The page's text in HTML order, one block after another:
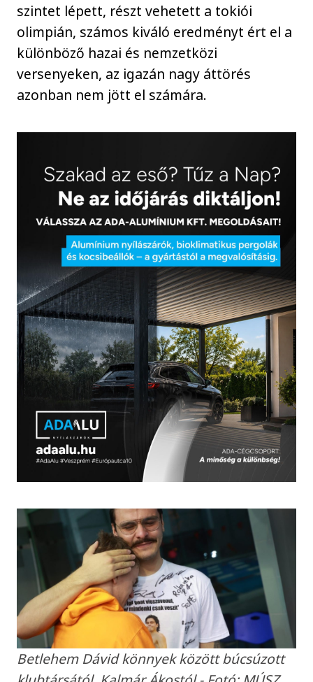
szintet lépett, részt vehetett a tokiói
olimpián, számos kiváló eredményt ért el a
különböző hazai és nemzetközi
versenyeken, az igazán nagy áttörés
azonban nem jött el számára.
Betlehem Dávid könnyek között búcsúzott